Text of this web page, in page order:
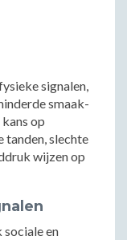
signalen,
smaak-
op
tanden, slechte
wijzen op
sociale en